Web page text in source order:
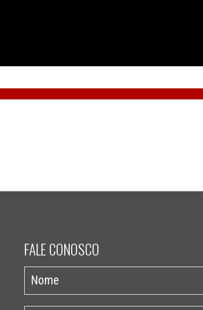
FALE CONOSCO